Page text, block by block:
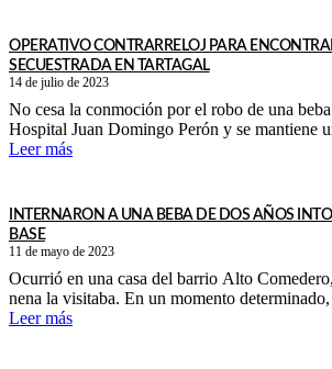
OPERATIVO CONTRARRELOJ PARA
SECUESTRADA EN TARTAGAL
14 de julio de 2023
No cesa la conmoción por el robo de una
Hospital Juan Domingo Perón y se mantiene
Leer más
INTERNARON A UNA BEBA DE DOS AÑOS
BASE
11 de mayo de 2023
Ocurrió en una casa del barrio Alto
nena la visitaba. En un momento
Leer más